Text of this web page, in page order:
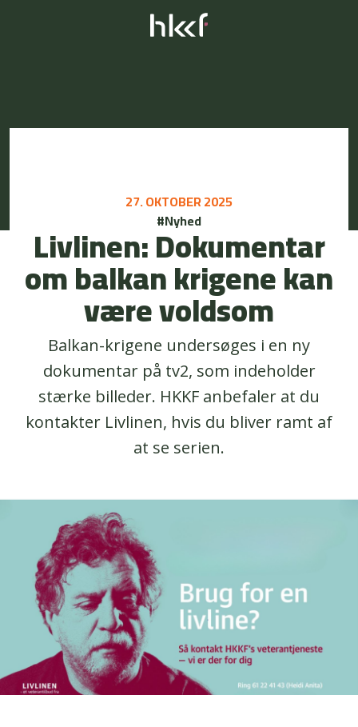
27. OKTOBER 2025
#Nyhed
Livlinen: Dokumentar
om balkan krigene kan
være voldsom
Balkan-krigene undersøges i en ny
dokumentar på tv2, som indeholder
stærke billeder. HKKF anbefaler at du
kontakter Livlinen, hvis du bliver ramt af
at se serien.